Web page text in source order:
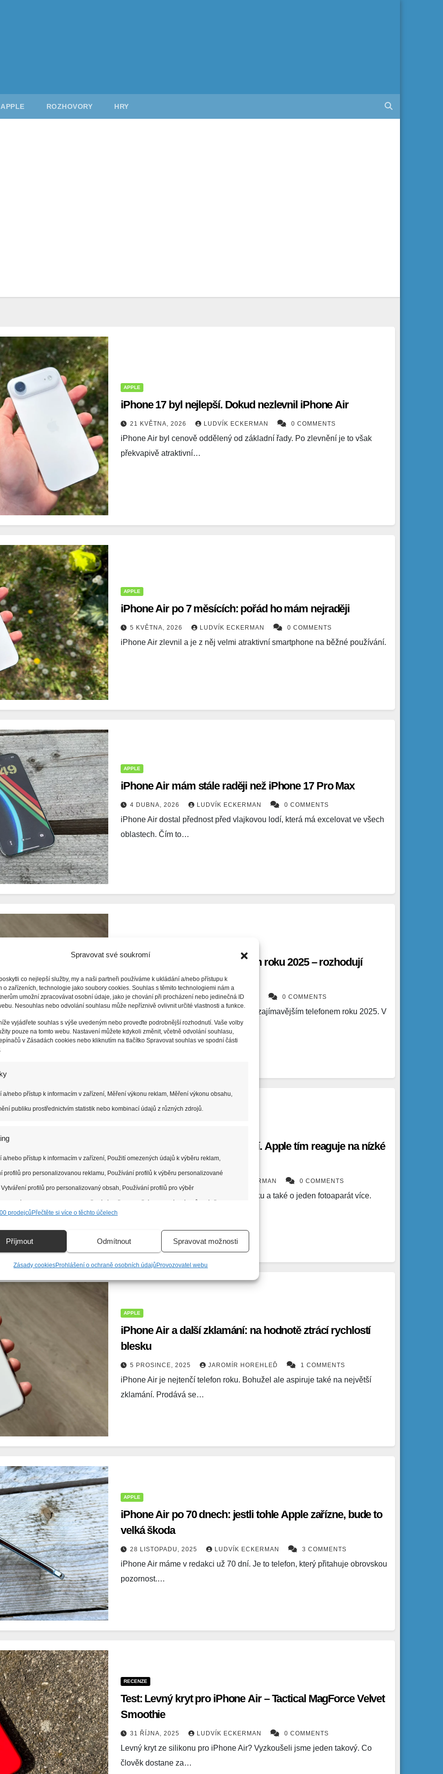
Spravovat své soukromí
co nejlepší služby, my a naši partneři používáme k ukládání a/nebo přístupu k
o zařízeních, technologie jako soubory cookies. Souhlas s těmito technologiemi nám a
umožní zpracovávat osobní údaje, jako je chování při procházení nebo jedinečná ID
Nesouhlas nebo odvolání souhlasu může nepříznivě ovlivnit určité vlastnosti a funkce.
vyjádřete souhlas s výše uvedeným nebo proveďte podrobnější rozhodnutí. Vaše volby
pouze na tomto webu. Nastavení můžete kdykoli změnit, včetně odvolání souhlasu,
v Zásadách cookies nebo kliknutím na tlačítko Spravovat souhlas ve spodní části
a/nebo přístup k informacím v zařízení, Měření výkonu reklam, Měření výkonu obsahu,
publiku prostřednictvím statistik nebo kombinací údajů z různých zdrojů.
a/nebo přístup k informacím v zařízení, Použití omezených údajů k výběru reklam,
profilů pro personalizovanou reklamu, Používání profilů k výběru personalizované
Vytváření profilů pro personalizovaný obsah, Používání profilů pro výběr
a kombinování údajů z jiných zdrojů údajů, Propojení různých zařízení,
zařízení na základě automaticky přenášených informací.
přesných údajů o zeměpisné poloze, Identifikace zařízení na základě
vyžádaných informací.
bezpečnosti, předcházení a zjišťování podvodů a
chyb, Poskytování a zobrazování reklamy a obsahu,
a sdělování voleb ochrany osobních údajů.
prodejců Přečtěte si více o těchto účelech
Příjmout Odmítnout Spravovat možnosti
Zásady cookiesProhlášení o ochraně osobních údajů Provozovatel webu
APPLE ROZHOVORY HRY
APPLE
iPhone 17 byl nejlepší. Dokud nezlevnil iPhone Air
21 KVĚTNA, 2026 LUDVÍK ECKERMAN 0 COMMENTS
iPhone Air byl cenově oddělený od základní řady. Po zlevnění je to však
překvapivě atraktivní…
APPLE
iPhone Air po 7 měsících: pořád ho mám nejraději
5 KVĚTNA, 2026 LUDVÍK ECKERMAN 0 COMMENTS
iPhone Air zlevnil a je z něj velmi atraktivní smartphone na běžné používání.
APPLE
iPhone Air mám stále raději než iPhone 17 Pro Max
4 DUBNA, 2026 LUDVÍK ECKERMAN 0 COMMENTS
iPhone Air dostal přednost před vlajkovou lodí, která má excelovat ve všech
oblastech. Čím to…
iPhone Air jako nejlepší telefon roku 2025 – rozhodují
dojmy, ne papírové údaje
31 PROSINCE, 2025 KAREL NOVÁK 0 COMMENTS
iPhone Air je podle nás nejlepším a nejzajímavějším telefonem roku 2025. V
jeho prospěch hovoří…
iPhone Air 2 přinese vylepšení. Apple tím reaguje na nízké
prodeje současné generace
LUDVÍK ECKERMAN 0 COMMENTS
iPhone Air 2 by měl přinést nižší cenovku a také o jeden fotoaparát více.
APPLE
iPhone Air a další zklamání: na hodnotě ztrácí rychlostí
blesku
5 PROSINCE, 2025 JAROMÍR HOREHLEĎ 1 COMMENTS
iPhone Air je nejtenčí telefon roku. Bohužel ale aspiruje také na největší
zklamání. Prodává se…
APPLE
iPhone Air po 70 dnech: jestli tohle Apple zařízne, bude to
velká škoda
28 LISTOPADU, 2025 LUDVÍK ECKERMAN 3 COMMENTS
iPhone Air máme v redakci už 70 dní. Je to telefon, který přitahuje obrovskou
pozornost.…
RECENZE
Test: Levný kryt pro iPhone Air – Tactical MagForce Velvet
Smoothie
31 ŘÍJNA, 2025 LUDVÍK ECKERMAN 0 COMMENTS
Levný kryt ze silikonu pro iPhone Air? Vyzkoušeli jsme jeden takový. Co
člověk dostane za…